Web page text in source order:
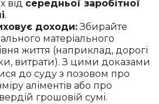
від середньої заробітної
.
доходи:Збирайте
матеріального
життя (наприклад, дорогі
витрати). З цими доказами
до суду з позовом про
аліментів або про
грошовій сумі.